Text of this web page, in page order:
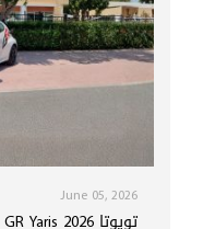
June 05, 2026